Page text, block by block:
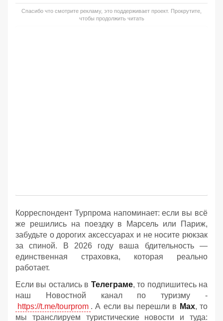
Спасибо что смотрите рекламу, это поддерживает проект. Прокрутите,
чтобы продолжить читать
Корреспондент Турпрома напоминает: если вы всё
же решились на поездку в Марсель или Париж,
забудьте о дорогих аксессуарах и не носите рюкзак
за спиной. В 2026 году ваша бдительность —
единственная страховка, которая реально
работает.
Если вы остались в Телеграме, то подпишитесь на
наш Новостной канал по туризму -
https://t.me/tourprom . А если вы перешли в Мах, то
мы транслируем туристические новости и туда: